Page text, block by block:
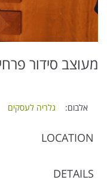
מעוצב סידור
אלבום: גלריה לעסקים
LOCATION
DETAILS